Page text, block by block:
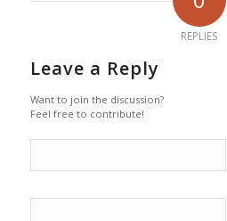
REPLIES
Leave a Reply
Want to join the discussion?
Feel free to contribute!